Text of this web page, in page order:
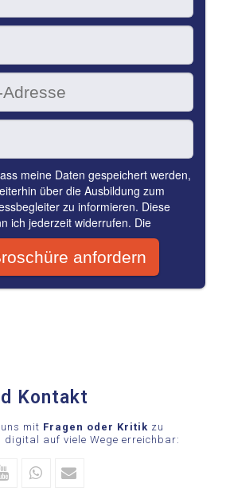
Kontakt
mit Fragen oder Kritik zu
digital auf viele Wege erreichbar:
YoutubeWhatsapp